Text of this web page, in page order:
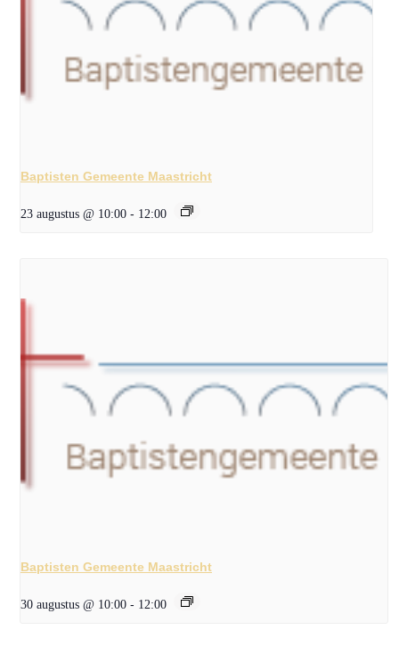
Baptisten Gemeente Maastricht
23 augustus @ 10:00 - 12:00
Baptisten Gemeente Maastricht
30 augustus @ 10:00 - 12:00